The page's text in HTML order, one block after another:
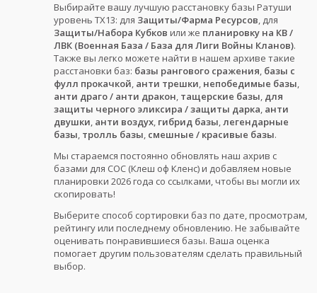
Выбирайте вашу лучшую расстановку базы Ратуши
уровень ТХ13: для Защиты/Фарма Ресурсов, для
Защиты/Набора Кубков или же планировку на КВ /
ЛВК (Военная База / База для Лиги Войны Кланов).
Также вы легко можете найти в нашем архиве такие
расстановки баз: базы рангового сражения, базы с
фулл прокачкой, анти трешки, непобедимые базы,
анти драго / анти дракон, тащерские базы, для
защиты черного эликсира / защиты дарка, анти
двушки, анти воздух, гибрид базы,легендарные
базы, тролль базы, смешные / красивые базы.
Мы стараемся постоянно обновлять наш ахрив с
базами для COC (Клеш оф Кленс) и добавляем новые
планировки 2026 года со ссылками, чтобы вы могли их
скопировать!
Выберите способ сортировки баз по дате, просмотрам,
рейтингу или последнему обновлению. Не забывайте
оценивать понравившиеся базы. Ваша оценка
помогает другим пользователям сделать правильный
выбор.